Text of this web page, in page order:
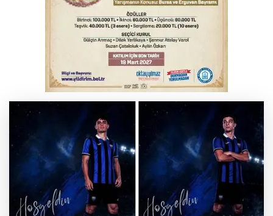
Bursa’da bugün hava nasıl olacak?
İnegöl'de orman yangını; Havadan ve
karadan müdahale başlatıldı